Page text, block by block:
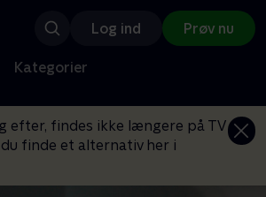
Log ind Prøv nu
Kategorier
efter, findes ikke længere på TV
du finde et alternativ her i